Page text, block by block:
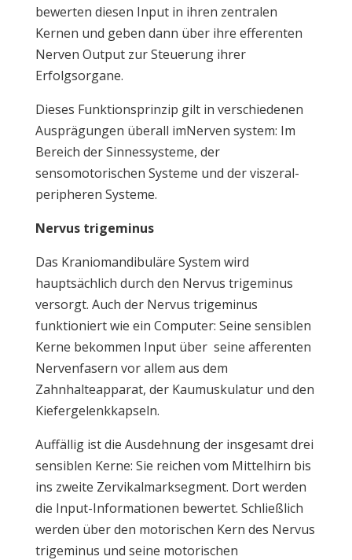
bewerten diesen Input in ihren zentralen
Kernen und geben dann über ihre efferenten
Nerven Output zur Steuerung ihrer
Erfolgsorgane.
Dieses Funktionsprinzip gilt in verschiedenen
Ausprägungen überall imNerven system: Im
Bereich der Sinnessysteme, der
sensomotorischen Systeme und der viszeral-
peripheren Systeme.
Nervus trigeminus
Das Kraniomandibuläre System wird
hauptsächlich durch den Nervus trigeminus
versorgt. Auch der Nervus trigeminus
funktioniert wie ein Computer: Seine sensiblen
Kerne bekommen Input über seine afferenten
Nervenfasern vor allem aus dem
Zahnhalteapparat, der Kaumuskulatur und den
Kiefergelenkkapseln.
Auffällig ist die Ausdehnung der insgesamt drei
sensiblen Kerne: Sie reichen vom Mittelhirn bis
ins zweite Zervikalmarksegment. Dort werden
die Input-Informationen bewertet. Schließlich
werden über den motorischen Kern des Nervus
trigeminus und seine motorischen